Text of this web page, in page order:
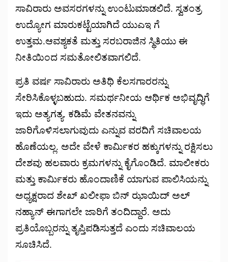
ಸಾವಿರಾರು ಅವಸರಗಳನ್ನು ಉಂಟುಮಾಡಲಿದೆ. ಸ್ವತಂತ್ರ
ಉದ್ಯೋಗ ಮಾರುಕಟ್ಟೆಯಾಗಿದೆ ಯುಎಇ ಗೆ
ಉತ್ತಮ.ಆವಶ್ಯಕತೆ ಮತ್ತು ಸರಬರಾಜಿನ ಸ್ಥಿತಿಯು ಈ
ನೀತಿಯಿಂದ ಸಮತೋಲಿತವಾಗಲಿದೆ.
ಪ್ರತಿ ವರ್ಷ ಸಾವಿರಾರು ಅತಿಥಿ ಕೆಲಸಗಾರರನ್ನು
ಸೇರಿಸಿಕೊಳ್ಳಬಹುದು. ಸಮರ್ಥನೀಯ ಆರ್ಥಿಕ ಅಭಿವೃದ್ಧಿಗೆ
ಇದು ಅತ್ಯಗತ್ಯ. ಕಡಿಮೆ ವೇತನವನ್ನು
ಜಾರಿಗೊಳಿಸಲಾಗುವುದು ಎನ್ನುವ ವರದಿಗೆ ಸಚಿವಾಲಯ
ಹೊಣೆಯಲ್ಲ. ಅದೇ ವೇಳೆ ಕಾರ್ಮಿಕರ ಹಕ್ಕುಗಳನ್ನು ರಕ್ಷಿಸಲು
ದೇಶವು ಹಲವಾರು ಕ್ರಮಗಳನ್ನು ಕೈಗೊಂಡಿದೆ. ಮಾಲೀಕರು
ಮತ್ತು ಕಾರ್ಮಿಕರು ಹೊಂದಾಣಿಕೆ ಯಾಗುವ ಪಾಲಿಸಿಯನ್ನು
ಅಧ್ಯಕ್ಷರಾದ ಶೇಖ್ ಖಲೀಫಾ ಬಿನ್ ಝಾಯಿದ್ ಅಲ್
ನಹ್ಯಾನ್ ಈಗಾಗಲೇ ಜಾರಿಗೆ ತಂದಿದ್ದಾರೆ. ಅದು
ಪ್ರತಿಯೊಬ್ಬರನ್ನು ತೃಪ್ತಿಪಡಿಸುತ್ತದೆ ಎಂದು ಸಚಿವಾಲಯ
ಸೂಚಿಸಿದೆ.